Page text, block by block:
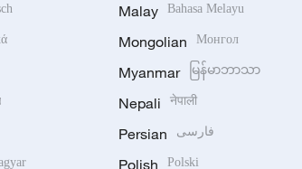
Malay Bahasa Melayu
Mongolian Монгол
Myanmar မြန်မာဘာသာ
Nepali नेपाली
Persian فارسی
Polish Polski